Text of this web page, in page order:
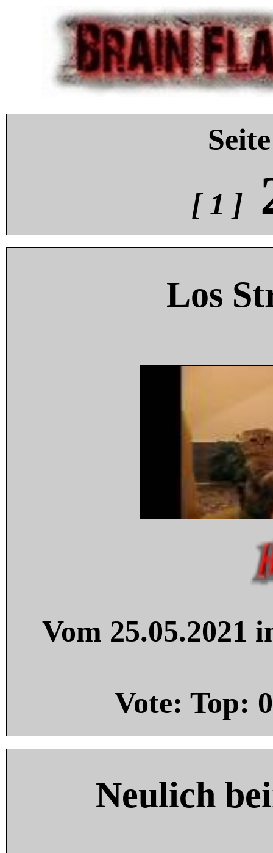
[ 1 ]
Los
Vom 25.05.2021
Vote: Top: 0
Neulich